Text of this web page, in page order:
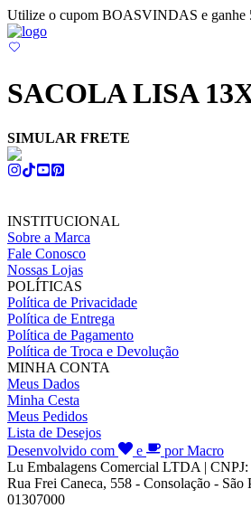
Utilize o cupom BOASVINDAS e ganhe
SACOLA LISA
SIMULAR FRETE
INSTITUCIONAL
Sobre a Marca
Fale Conosco
Nossas Lojas
POLÍTICAS
Política de Privacidade
Política de Entrega
Política de Pagamento
Política de Troca e Devolução
MINHA CONTA
Meus Dados
Minha Cesta
Meus Pedidos
Lista de Desejos
Desenvolvido com
e
por Macro
Lu Embalagens Comercial LTDA |
Rua Frei Caneca, 558 - Consolação - São
01307000